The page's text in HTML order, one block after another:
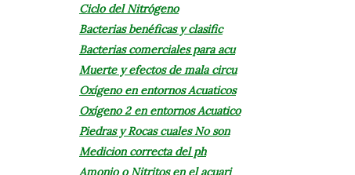
Ciclo del Nitrógeno
Bacterias benéficas y clasific
Bacterias comerciales para acu
Muerte y efectos de mala circu
Oxígeno en entornos Acuaticos
Oxígeno 2 en entornos Acuatico
Piedras y Rocas cuales No son
Medicion correcta del ph
Amonio o Nitritos en el acuari